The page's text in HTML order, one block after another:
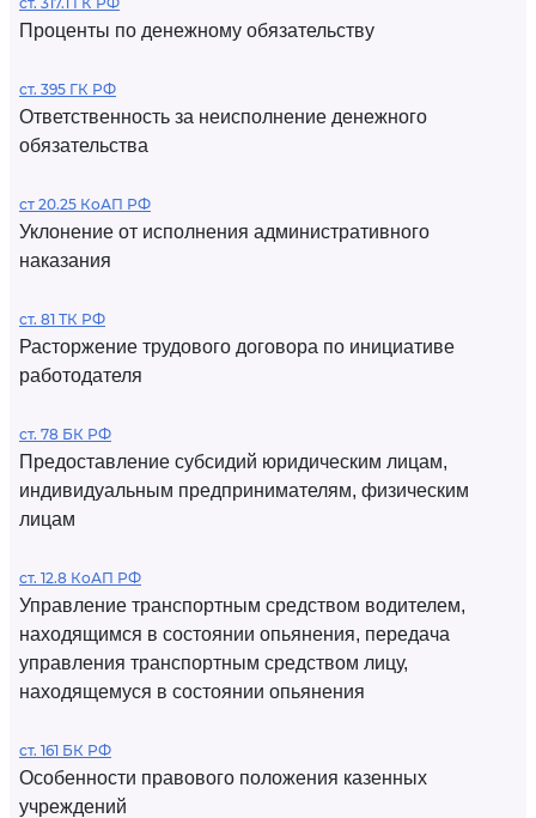
Проценты по денежному обязательству
ст. 395 ГК РФ
Ответственность за неисполнение денежного
обязательства
ст 20.25 КоАП РФ
Уклонение от исполнения административного
наказания
ст. 81 ТК РФ
Расторжение трудового договора по инициативе
работодателя
ст. 78 БК РФ
Предоставление субсидий юридическим лицам,
индивидуальным предпринимателям, физическим
лицам
ст. 12.8 КоАП РФ
Управление транспортным средством водителем,
находящимся в состоянии опьянения, передача
управления транспортным средством лицу,
находящемуся в состоянии опьянения
ст. 161 БК РФ
Особенности правового положения казенных
учреждений